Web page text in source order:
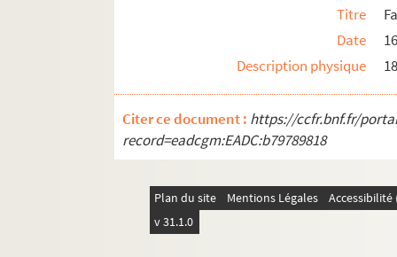
Titre
Date
Description physique
Citer ce document : https://ccfr.bnf.fr/
record=eadcgm:EADC:b79789818
Plan du site Mentions Légales
v 31.1.0